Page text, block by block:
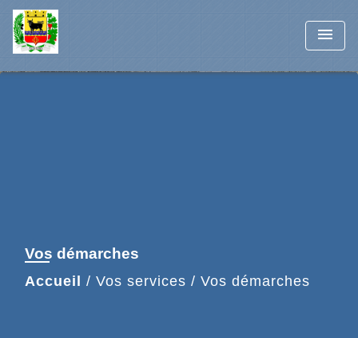
menu
Vos démarches
Accueil / Vos services / Vos démarches